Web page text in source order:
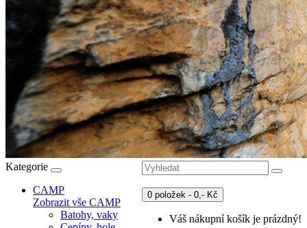
0 položek - 0,- Kč
Váš nákupní košík je prázdný!
Kategorie
CAMP
Zobrazit vše CAMP
Batohy, vaky